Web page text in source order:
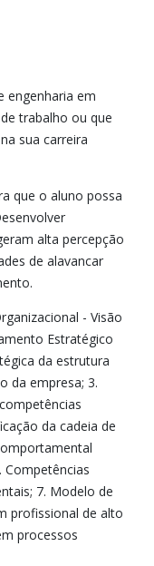
engenharia em
trabalho ou que
sua carreira
que o aluno possa
alta percepção
de alavancar
- Visão
Estratégico
da estrutura
da empresa; 3.
da cadeia de
Competências
7. Modelo de
profissional de alto
processos